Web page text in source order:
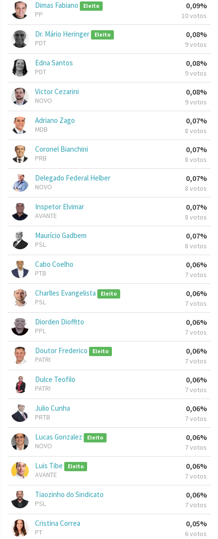
Dimas Fabiano Eleito
PP
0,09%
10 votos
Dr. Mário Heringer Eleito
PDT
0,08%
9 votos
Edna Santos
PDT
0,08%
9 votos
Victor Cezarini
NOVO
0,08%
9 votos
Adriano Zago
MDB
0,07%
8 votos
Coronel Bianchini
PRB
0,07%
8 votos
Delegado Federal Helber
NOVO
0,07%
8 votos
Inspetor Elvimar
AVANTE
0,07%
8 votos
Maurício Gadbem
PSL
0,07%
8 votos
Cabo Coelho
PTB
0,06%
7 votos
Charlles Evangelista Eleito
PSL
0,06%
7 votos
Diorden Diofftto
PPL
0,06%
7 votos
Doutor Frederico Eleito
PATRI
0,06%
7 votos
Dulce Teofilo
PATRI
0,06%
7 votos
Julio Cunha
PRTB
0,06%
7 votos
Lucas Gonzalez Eleito
NOVO
0,06%
7 votos
Luis Tibe Eleito
AVANTE
0,06%
7 votos
Tiaozinho do Sindicato
PSL
0,06%
7 votos
Cristina Correa
PT
0,05%
6 votos